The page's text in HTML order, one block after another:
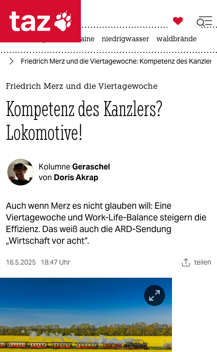
 taz zahl ich
taz zahl ich
themen
politik
öko
kultur
berlin
nord
wahrheit
veranstaltungen
shop

taz zahl ich
krieg in der ukraine niedrigwasser waldbrände
Friedrich Merz und die Viertagewoche: Kompetenz des
Friedrich Merz und die Viertagewoche
Kompetenz des Kanzlers?
Lokomotive!
KolumneGeraschel
von Doris Akrap
Auch wenn Merz es nicht glauben will: Eine
Viertagewoche und Work-Life-Balance steigern die
Effizienz. Das weiß auch die ARD-Sendung
„Wirtschaft vor acht“.
16.5.2025 18:47 Uhr teilen